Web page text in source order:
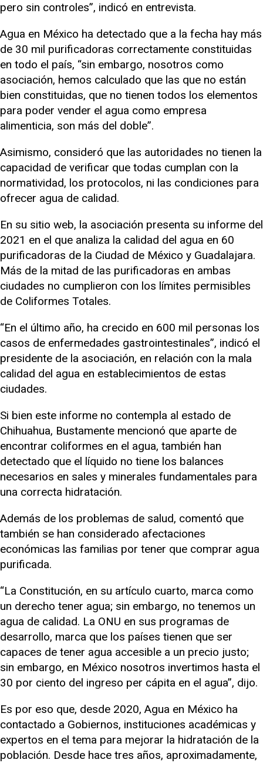
pero sin controles”, indicó en entrevista.
Agua en México ha detectado que a la fecha hay más
de 30 mil purificadoras correctamente constituidas
en todo el país, “sin embargo, nosotros como
asociación, hemos calculado que las que no están
bien constituidas, que no tienen todos los elementos
para poder vender el agua como empresa
alimenticia, son más del doble”.
Asimismo, consideró que las autoridades no tienen la
capacidad de verificar que todas cumplan con la
normatividad, los protocolos, ni las condiciones para
ofrecer agua de calidad.
En su sitio web, la asociación presenta su informe del
2021 en el que analiza la calidad del agua en 60
purificadoras de la Ciudad de México y Guadalajara.
Más de la mitad de las purificadoras en ambas
ciudades no cumplieron con los límites permisibles
de Coliformes Totales.
“En el último año, ha crecido en 600 mil personas los
casos de enfermedades gastrointestinales”, indicó el
presidente de la asociación, en relación con la mala
calidad del agua en establecimientos de estas
ciudades.
Si bien este informe no contempla al estado de
Chihuahua, Bustamente mencionó que aparte de
encontrar coliformes en el agua, también han
detectado que el líquido no tiene los balances
necesarios en sales y minerales fundamentales para
una correcta hidratación.
Además de los problemas de salud, comentó que
también se han considerado afectaciones
económicas las familias por tener que comprar agua
purificada.
“La Constitución, en su artículo cuarto, marca como
un derecho tener agua; sin embargo, no tenemos un
agua de calidad. La ONU en sus programas de
desarrollo, marca que los países tienen que ser
capaces de tener agua accesible a un precio justo;
sin embargo, en México nosotros invertimos hasta el
30 por ciento del ingreso per cápita en el agua”, dijo.
Es por eso que, desde 2020, Agua en México ha
contactado a Gobiernos, instituciones académicas y
expertos en el tema para mejorar la hidratación de la
población. Desde hace tres años, aproximadamente,